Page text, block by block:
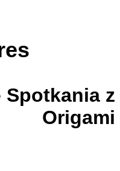
z
Origami